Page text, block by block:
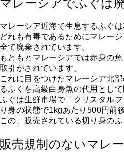
マレーシアでふぐは
マレーシア近海で生息するふぐ
どれも有毒であるためにマレー
全て廃棄されています。
もともとマレーシアでは赤身の
取引がされています。
これに目をつけたマレーシア北
るふぐを高級白身魚の代用とし
ふぐは生鮮市場で「クリスタル
り身の状態で1kgあたり500円前
この、販売されている切り身の
販売規制のないマレ